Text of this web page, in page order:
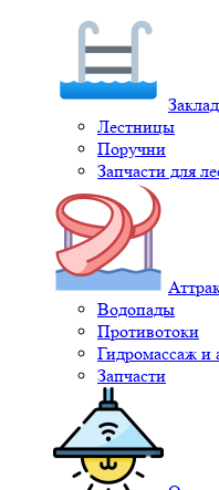
Лестницы
Поручни
Запчасти для
Водопады
Противотоки
Гидромассаж и
Запчасти